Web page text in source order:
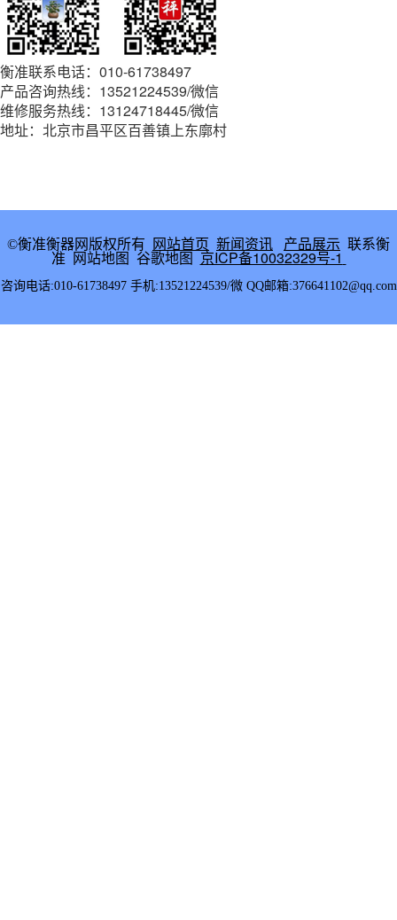
衡准联系电话：010-61738497
产品咨询热线：13521224539/微信
维修服务热线：13124718445/微信
地址：北京市昌平区百善镇上东廓村
©衡准衡器网版权所有 网站首页 新闻资讯 产品展示 联系衡
准 网站地图 谷歌地图 京ICP备10032329号-1
咨询电话:010-61738497 手机:13521224539/微 QQ邮箱:376641102@qq.com